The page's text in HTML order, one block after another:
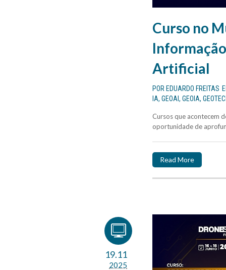
Curso no
Artificial
POR EDUARDO FREITAS
IA, GEOAI , GEOIA,
Cursos que acontecem
oportunidade de
Read More
19.11
2025